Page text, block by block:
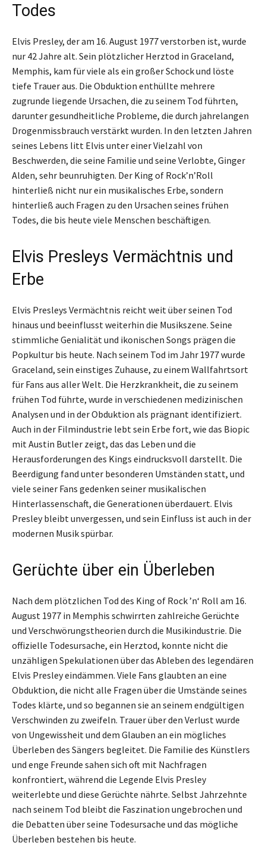
Todes
Elvis Presley, der am 16. August 1977 verstorben ist, wurde
nur 42 Jahre alt. Sein plötzlicher Herztod in Graceland,
Memphis, kam für viele als ein großer Schock und löste
tiefe Trauer aus. Die Obduktion enthüllte mehrere
zugrunde liegende Ursachen, die zu seinem Tod führten,
darunter gesundheitliche Probleme, die durch jahrelangen
Drogenmissbrauch verstärkt wurden. In den letzten Jahren
seines Lebens litt Elvis unter einer Vielzahl von
Beschwerden, die seine Familie und seine Verlobte, Ginger
Alden, sehr beunruhigten. Der King of Rock’n’Roll
hinterließ nicht nur ein musikalisches Erbe, sondern
hinterließ auch Fragen zu den Ursachen seines frühen
Todes, die bis heute viele Menschen beschäftigen.
Elvis Presleys Vermächtnis und
Erbe
Elvis Presleys Vermächtnis reicht weit über seinen Tod
hinaus und beeinflusst weiterhin die Musikszene. Seine
stimmliche Genialität und ikonischen Songs prägen die
Popkultur bis heute. Nach seinem Tod im Jahr 1977 wurde
Graceland, sein einstiges Zuhause, zu einem Wallfahrtsort
für Fans aus aller Welt. Die Herzkrankheit, die zu seinem
frühen Tod führte, wurde in verschiedenen medizinischen
Analysen und in der Obduktion als prägnant identifiziert.
Auch in der Filmindustrie lebt sein Erbe fort, wie das Biopic
mit Austin Butler zeigt, das das Leben und die
Herausforderungen des Kings eindrucksvoll darstellt. Die
Beerdigung fand unter besonderen Umständen statt, und
viele seiner Fans gedenken seiner musikalischen
Hinterlassenschaft, die Generationen überdauert. Elvis
Presley bleibt unvergessen, und sein Einfluss ist auch in der
modernen Musik spürbar.
Gerüchte über ein Überleben
Nach dem plötzlichen Tod des King of Rock ’n‘ Roll am 16.
August 1977 in Memphis schwirrten zahlreiche Gerüchte
und Verschwörungstheorien durch die Musikindustrie. Die
offizielle Todesursache, ein Herztod, konnte nicht die
unzähligen Spekulationen über das Ableben des legendären
Elvis Presley eindämmen. Viele Fans glaubten an eine
Obduktion, die nicht alle Fragen über die Umstände seines
Todes klärte, und so begannen sie an seinem endgültigen
Verschwinden zu zweifeln. Trauer über den Verlust wurde
von Ungewissheit und dem Glauben an ein mögliches
Überleben des Sängers begleitet. Die Familie des Künstlers
und enge Freunde sahen sich oft mit Nachfragen
konfrontiert, während die Legende Elvis Presley
weiterlebte und diese Gerüchte nährte. Selbst Jahrzehnte
nach seinem Tod bleibt die Faszination ungebrochen und
die Debatten über seine Todesursache und das mögliche
Überleben bestehen bis heute.